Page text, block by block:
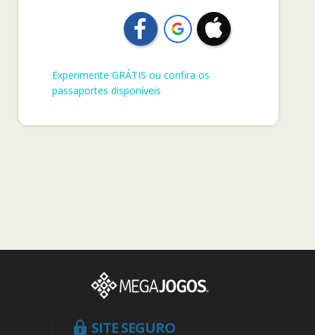
Experimente GRÁTIS ou confira os
passaportes disponíveis
SITE SEGURO